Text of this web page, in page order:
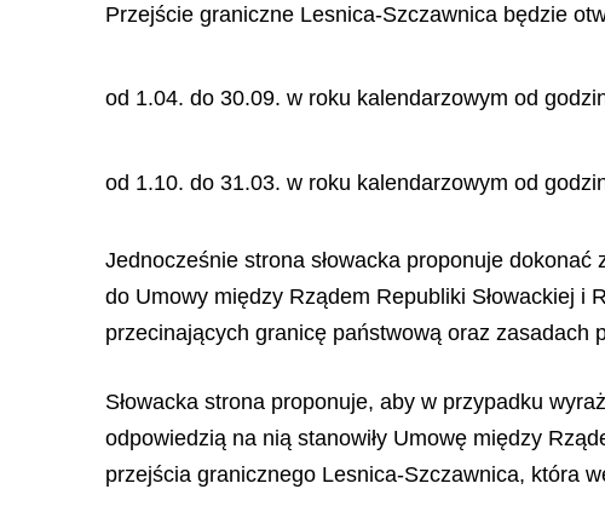
Przejście graniczne Lesnica-Szczawnica będzie
od 1.04. do 30.09. w roku kalendarzowym od
od 1.10. do 31.03. w roku kalendarzowym od
Jednocześnie strona słowacka proponuje
do Umowy między Rządem Republiki Słowackiej
przecinających granicę państwową oraz
Słowacka strona proponuje, aby w przypadku
odpowiedzią na nią stanowiły Umowę między
przejścia granicznego Lesnica-Szczawnica, która